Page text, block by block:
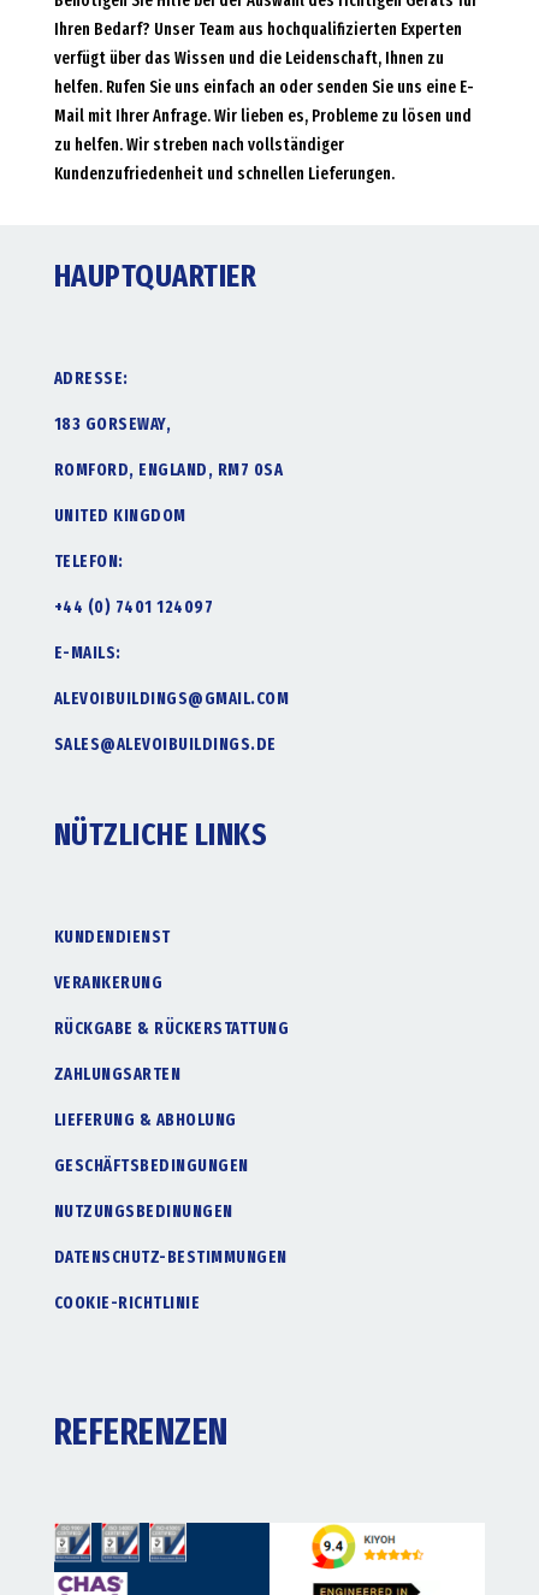
Ihren Bedarf? Unser Team aus hochqualifizierten Experten
verfügt über das Wissen und die Leidenschaft, Ihnen zu
helfen. Rufen Sie uns einfach an oder senden Sie uns eine E-
Mail mit Ihrer Anfrage. Wir lieben es, Probleme zu lösen und
zu helfen. Wir streben nach vollständiger
Kundenzufriedenheit und schnellen Lieferungen.
HAUPTQUARTIER
ADRESSE:
183 GORSEWAY,
ROMFORD, ENGLAND, RM7 0SA
UNITED KINGDOM
TELEFON:
+44 (0) 7401 124097
E-MAILS:
ALEVOIBUILDINGS@GMAIL.COM
SALES@ALEVOIBUILDINGS.DE
NÜTZLICHE LINKS
KUNDENDIENST
VERANKERUNG
RÜCKGABE & RÜCKERSTATTUNG
ZAHLUNGSARTEN
LIEFERUNG & ABHOLUNG
GESCHÄFTSBEDINGUNGEN
NUTZUNGSBEDINUNGEN
DATENSCHUTZ-BESTIMMUNGEN
COOKIE-RICHTLINIE
REFERENZEN